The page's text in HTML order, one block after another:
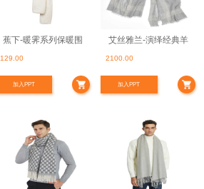
蕉下-暖霁系列保暖围
129.00
加入PPT
艾丝雅兰-演绎经典羊
2100.00
加入PPT